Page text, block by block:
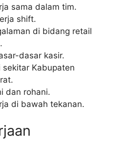
sama dalam tim.
shift.
di bidang retail
dasar kasir.
sekitar Kabupaten
dan rohani.
di bawah tekanan.